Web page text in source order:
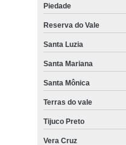
Piedade
Reserva do Vale
Santa Luzia
Santa Mariana
Santa Mônica
Terras do vale
Tijuco Preto
Vera Cruz